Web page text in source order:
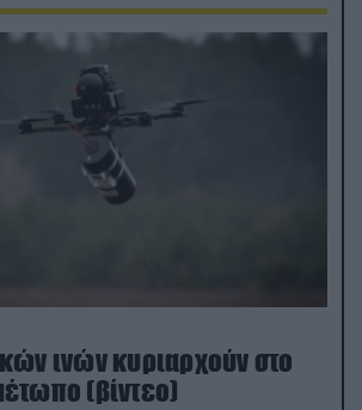
ινών κυριαρχούν στο
(βίντεο)